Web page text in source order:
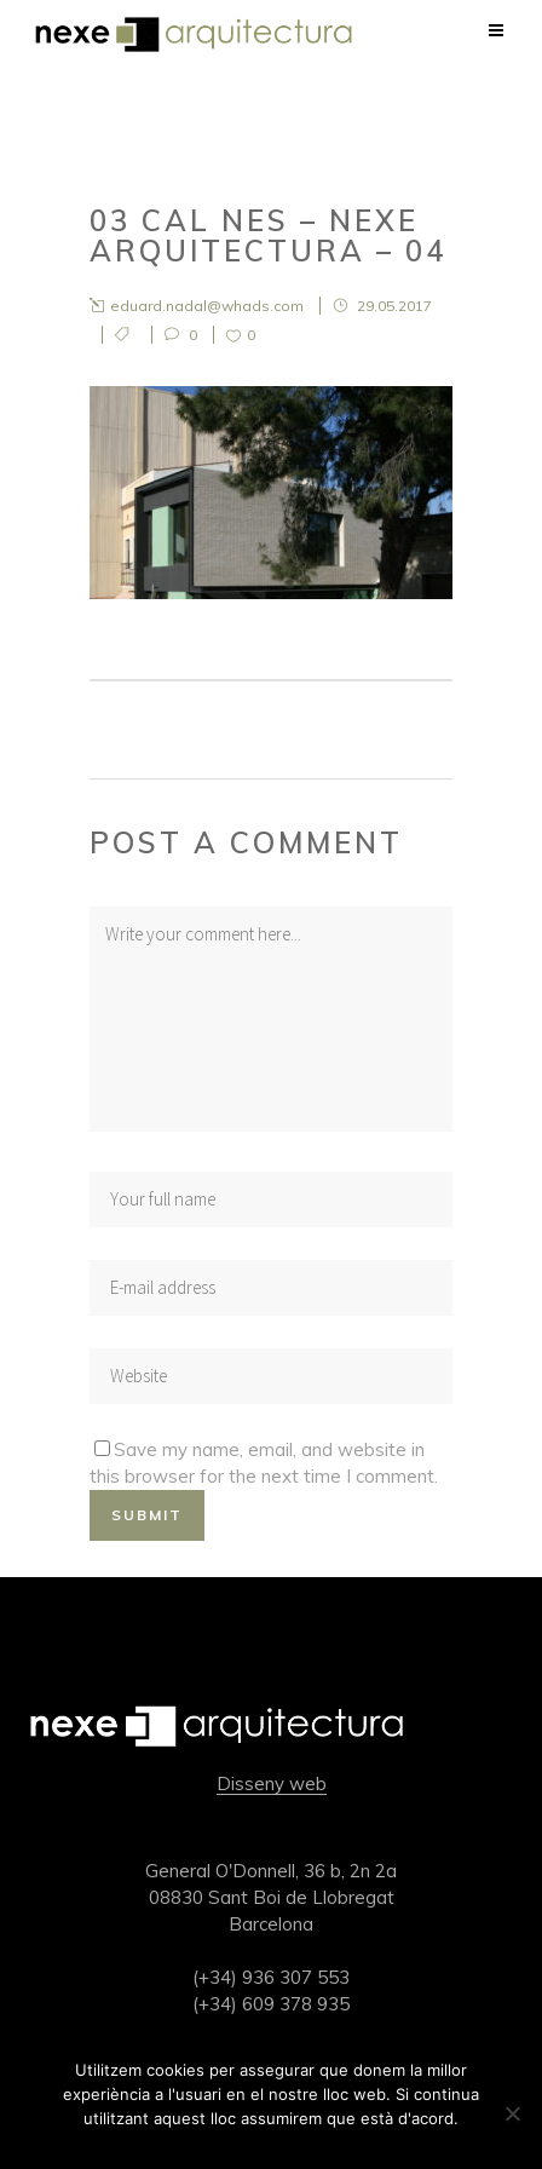
03 CAL NES – NEXE
ARQUITECTURA – 04
eduard.nadal@whads.com
29.05.2017
0
0
POST A COMMENT
Save my name, email, and website in
this browser for the next time I comment.
Disseny web
General O'Donnell, 36 b, 2n 2a
08830 Sant Boi de Llobregat
Barcelona
(+34) 936 307 553
(+34) 609 378 935
Utilitzem cookies per assegurar que donem la millor
experiència a l'usuari en el nostre lloc web. Si continua
utilitzant aquest lloc assumirem que està d'acord.